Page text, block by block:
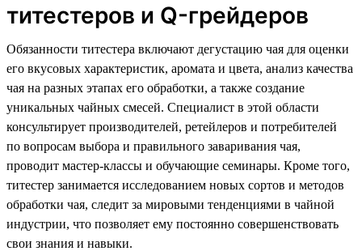
титестеров и Q-грейдеров
Обязанности титестера включают дегустацию чая для оценки
его вкусовых характеристик, аромата и цвета, анализ качества
чая на разных этапах его обработки, а также создание
уникальных чайных смесей. Специалист в этой области
консультирует производителей, ретейлеров и потребителей
по вопросам выбора и правильного заваривания чая,
проводит мастер-классы и обучающие семинары. Кроме того,
титестер занимается исследованием новых сортов и методов
обработки чая, следит за мировыми тенденциями в чайной
индустрии, что позволяет ему постоянно совершенствовать
свои знания и навыки.